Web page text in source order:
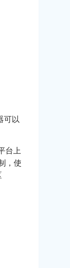
可以
台上
，使